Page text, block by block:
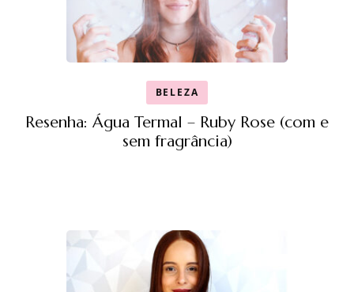
BELEZA
Resenha: Água Termal – Ruby Rose (com e
sem fragrância)